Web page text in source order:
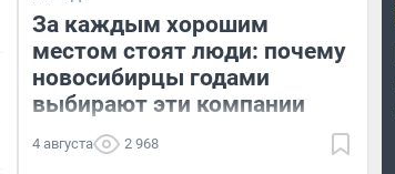
За каждым хорошим
местом стоят люди: почему
новосибирцы годами
выбирают эти компании
4 августа 2 968